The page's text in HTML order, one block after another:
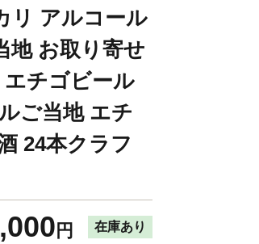
リ アルコール
地 お取り寄せ
エチゴビール
ご当地 エチ
24本クラフ
円 在庫あり